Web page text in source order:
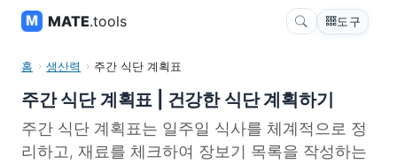
MATE.tools 도구
홈 생산력 주간 식단 계획표
주간 식단 계획표 | 건강한 식단 계획하기
주간 식단 계획표는 일주일 식사를 체계적으로 정
리하고, 재료를 체크하여 장보기 목록을 작성하는